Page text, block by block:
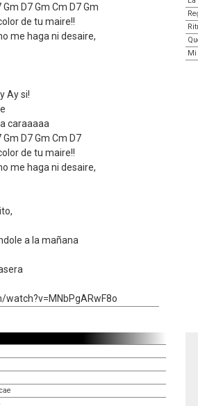
D7 Gm Cm D7 Gm
de tu maire!!
me haga ni desaire,
Ay si!
caraaaaa
Gm D7 Gm Cm D7
de tu maire!!
me haga ni desaire,
a la mañana
Mi